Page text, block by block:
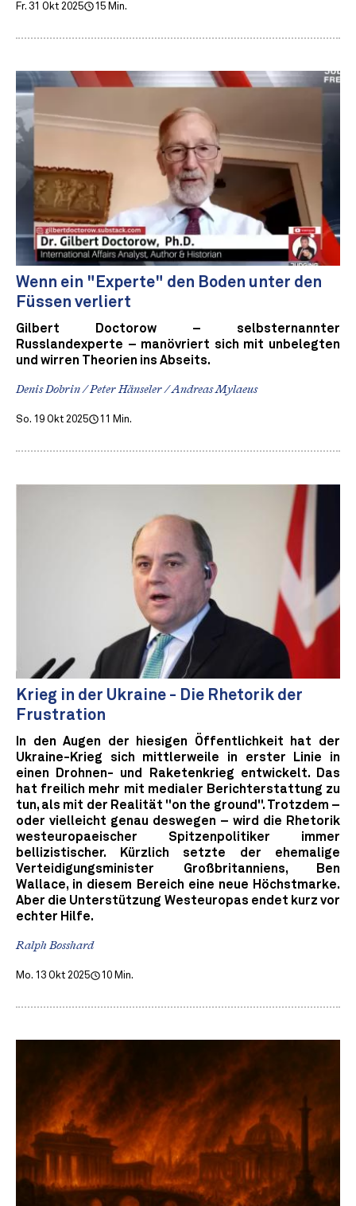
Fr. 31 Okt 2025 15 Min.
Wenn ein "Experte" den Boden unter den
Füssen verliert
Gilbert Doctorow – selbsternannter
Russlandexperte – manövriert sich mit unbelegten
und wirren Theorien ins Abseits.
Denis Dobrin / Peter Hänseler / Andreas Mylaeus
So. 19 Okt 2025 11 Min.
Krieg in der Ukraine - Die Rhetorik der
Frustration
In den Augen der hiesigen Öffentlichkeit hat der
Ukraine-Krieg sich mittlerweile in erster Linie in
einen Drohnen- und Raketenkrieg entwickelt. Das
hat freilich mehr mit medialer Berichterstattung zu
tun, als mit der Realität "on the ground". Trotzdem –
oder vielleicht genau deswegen – wird die Rhetorik
westeuropaeischer Spitzenpolitiker immer
bellizistischer. Kürzlich setzte der ehemalige
Verteidigungsminister Großbritanniens, Ben
Wallace, in diesem Bereich eine neue Höchstmarke.
Aber die Unterstützung Westeuropas endet kurz vor
echter Hilfe.
Ralph Bosshard
Mo. 13 Okt 2025 10 Min.